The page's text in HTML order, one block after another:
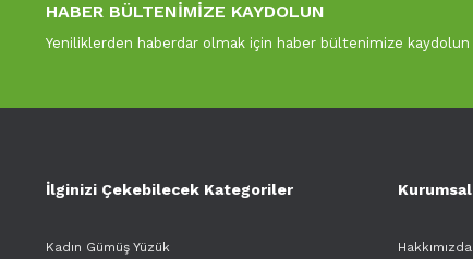
HABER BÜLTENİMİZE KAYDOLUN
Yeniliklerden haberdar olmak için haber bültenimize kaydolun
İlginizi Çekebilecek Kategoriler
Kadın Gümüş Yüzük
Kurumsal
Hakkımızda